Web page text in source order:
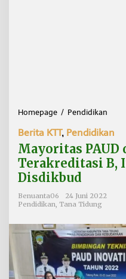
Homepage / Pendidikan
y
o
r
i
U
D
d
i
K
Berita KTT, Pendidikan
Mayoritas PAUD
Terakreditasi B,
Disdikbud
Benuanta06
24 Juni 2022
Pendidikan Tana Tidung